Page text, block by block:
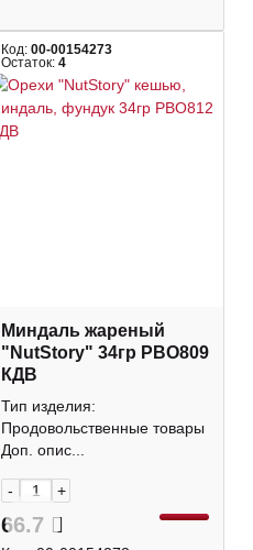
Код: 00-00154273
Остаток: 4
Миндаль жареный
"NutStory" 34гр РВО809
КДВ
Тип изделия:
Продовольственные товары
Доп. опис...
- +
66.7